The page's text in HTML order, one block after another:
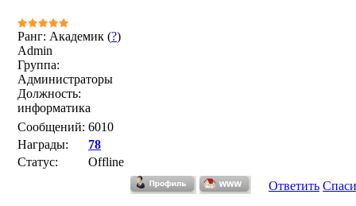
Ранг: Академик (?)
Admin
Группа:
Администраторы
Должность:
информатика
Сообщений: 6010
Награды:
78
Статус:
Offline
Ответить